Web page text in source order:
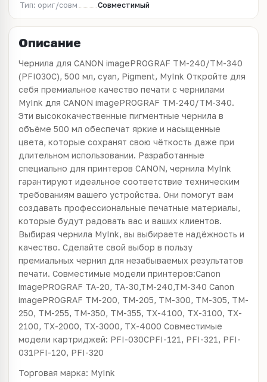
Тип: ориг/совм
Совместимый
Описание
Чернила для CANON imagePROGRAF TM-240/TM-340
(PFI030C), 500 мл, cyan, Pigment, MyInk Откройте для
себя премиальное качество печати с чернилами
MyInk для CANON imagePROGRAF TM-240/TM-340.
Эти высококачественные пигментные чернила в
объёме 500 мл обеспечат яркие и насыщенные
цвета, которые сохранят свою чёткость даже при
длительном использовании. Разработанные
специально для принтеров CANON, чернила MyInk
гарантируют идеальное соответствие техническим
требованиям вашего устройства. Они помогут вам
создавать профессиональные печатные материалы,
которые будут радовать вас и ваших клиентов.
Выбирая чернила MyInk, вы выбираете надёжность и
качество. Сделайте свой выбор в пользу
премиальных чернил для незабываемых результатов
печати. Совместимые модели принтеров:Canon
imagePROGRAF TA-20, TA-30,TM-240,TM-340 Canon
imagePROGRAF TM-200, TM-205, TM-300, TM-305, TM-
250, TM-255, TM-350, TM-355, TX-4100, TX-3100, TX-
2100, TX-2000, TX-3000, TX-4000 Совместимые
модели картриджей: PFI-030CPFI-121, PFI-321, PFI-
031PFI-120, PFI-320
Торговая марка: MyInk